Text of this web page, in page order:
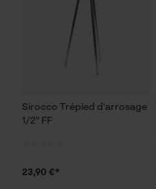
Sirocco Trépied d'arrosage
1/2" FF
23,90 €*